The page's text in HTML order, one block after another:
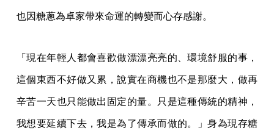
也因糖蔥為卓家帶來命運的轉變而心存感謝。
「現在年輕人都會喜歡做漂漂亮亮的、環境舒服的事，
這個東西不好做又累，說實在商機也不是那麼大，做再
辛苦一天也只能做出固定的量。只是這種傳統的精神，
我想要延續下去，我是為了傳承而做的。」身為現存糖